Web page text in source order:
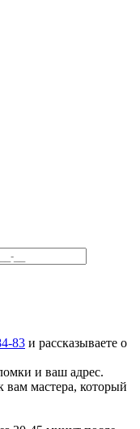
83 и рассказываете о
и ваш адрес.
вам мастера, который